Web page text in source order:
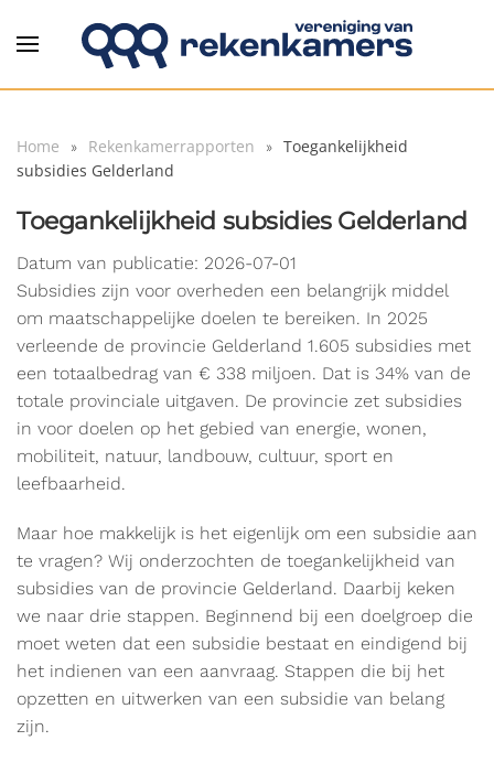
Overslaan en naar de inhoud gaan
Home Rekenkamerrapporten
Toegankelijkheid
subsidies Gelderland
Toegankelijkheid subsidies Gelderland
Datum van publicatie: 2026-07-01
Subsidies zijn voor overheden een belangrijk middel
om maatschappelijke doelen te bereiken. In 2025
verleende de provincie Gelderland 1.605 subsidies met
een totaalbedrag van € 338 miljoen. Dat is 34% van de
totale provinciale uitgaven. De provincie zet subsidies
in voor doelen op het gebied van energie, wonen,
mobiliteit, natuur, landbouw, cultuur, sport en
leefbaarheid.
Maar hoe makkelijk is het eigenlijk om een subsidie aan
te vragen? Wij onderzochten de toegankelijkheid van
subsidies van de provincie Gelderland. Daarbij keken
we naar drie stappen. Beginnend bij een doelgroep die
moet weten dat een subsidie bestaat en eindigend bij
het indienen van een aanvraag. Stappen die bij het
opzetten en uitwerken van een subsidie van belang
zijn.